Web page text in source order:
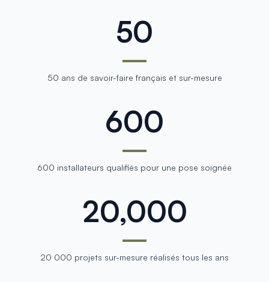
50
50 ans de savoir-faire français et sur-mesure
600
600 installateurs qualifiés pour une pose soignée
20,000
20 000 projets sur-mesure réalisés tous les ans